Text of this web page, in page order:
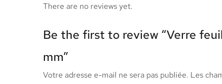
There are no reviews yet.
Be the first to review “Verre
mm”
Votre adresse e-mail ne sera pas publiée. Les